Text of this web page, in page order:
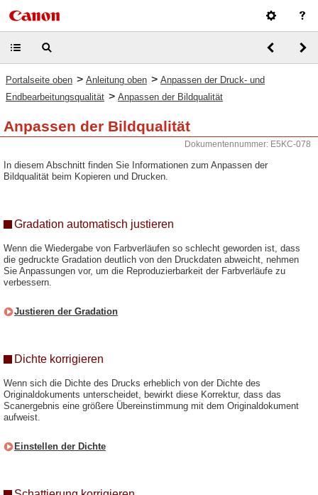
Portalseite oben > Anleitung oben > Anpassen der Druck- und
Endbearbeitungsqualität > Anpassen der Bildqualität
Anpassen der Bildqualität
Dokumentennummer: E5KC-078
In diesem Abschnitt finden Sie Informationen zum Anpassen der
Bildqualität beim Kopieren und Drucken.
Gradation automatisch justieren
Wenn die Wiedergabe von Farbverläufen so schlecht geworden ist, dass
die gedruckte Gradation deutlich von den Druckdaten abweicht, nehmen
Sie Anpassungen vor, um die Reproduzierbarkeit der Farbverläufe zu
verbessern.
Justieren der Gradation
Dichte korrigieren
Wenn sich die Dichte des Drucks erheblich von der Dichte des
Originaldokuments unterscheidet, bewirkt diese Korrektur, dass das
Scanergebnis eine größere Übereinstimmung mit dem Originaldokument
aufweist.
Einstellen der Dichte